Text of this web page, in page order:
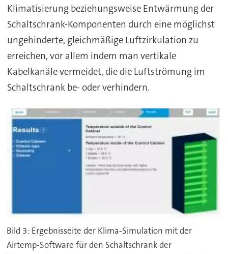
Klimatisierung beziehungsweise Entwärmung der
Schaltschrank-Komponenten durch eine möglichst
ungehinderte, gleichmäßige Luftzirkulation zu
erreichen, vor allem indem man vertikale
Kabelkanäle vermeidet, die die Luftströmung im
Schaltschrank be- oder verhindern.
Bild 3: Ergebnisseite der Klima-Simulation mit der
Airtemp-Software für den Schaltschrank der